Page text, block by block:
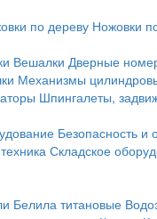
по дереву Ножовки
Вешалки Дверные
Механизмы
Шпингалеты,
Безопасность и
Складское
Белила титановые